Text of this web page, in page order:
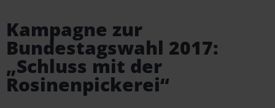
Kampagne zur
Bundestagswahl 2017:
„Schluss mit der
Rosinenpickerei“